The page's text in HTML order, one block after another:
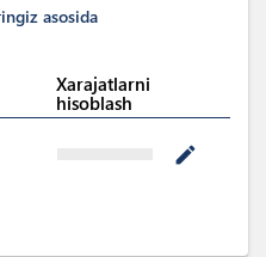
asosida
Xarajatlarni
hisoblash
mode_edit